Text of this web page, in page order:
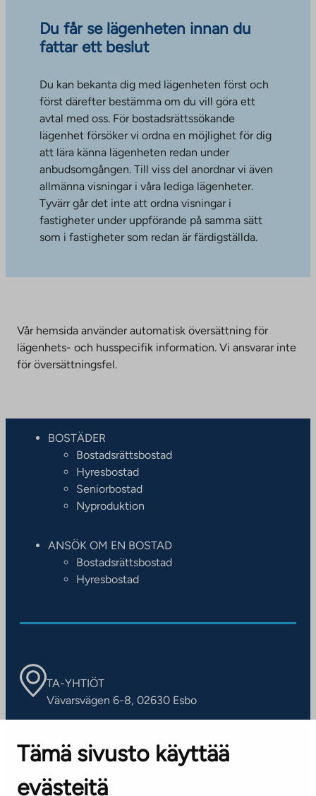
Tämä sivusto käyttää
evästeitä
Du får se lägenheten innan du
fattar ett beslut
Du kan bekanta dig med lägenheten först och
först därefter bestämma om du vill göra ett
avtal med oss. För bostadsrättssökande
lägenhet försöker vi ordna en möjlighet för dig
att lära känna lägenheten redan under
anbudsomgången. Till viss del anordnar vi även
allmänna visningar i våra lediga lägenheter.
Tyvärr går det inte att ordna visningar i
fastigheter under uppförande på samma sätt
som i fastigheter som redan är färdigställda.
Vår hemsida använder automatisk översättning för
lägenhets- och husspecifik information. Vi ansvarar inte
för översättningsfel.
BOSTÄDER
Bostadsrättsbostad
Hyresbostad
Seniorbostad
Nyproduktion
ANSÖK OM EN BOSTAD
Bostadsrättsbostad
Hyresbostad
TA-YHTIÖT
Vävarsvägen 6-8, 02630 Esbo
Kontaktinformation
KUNDSERVICE